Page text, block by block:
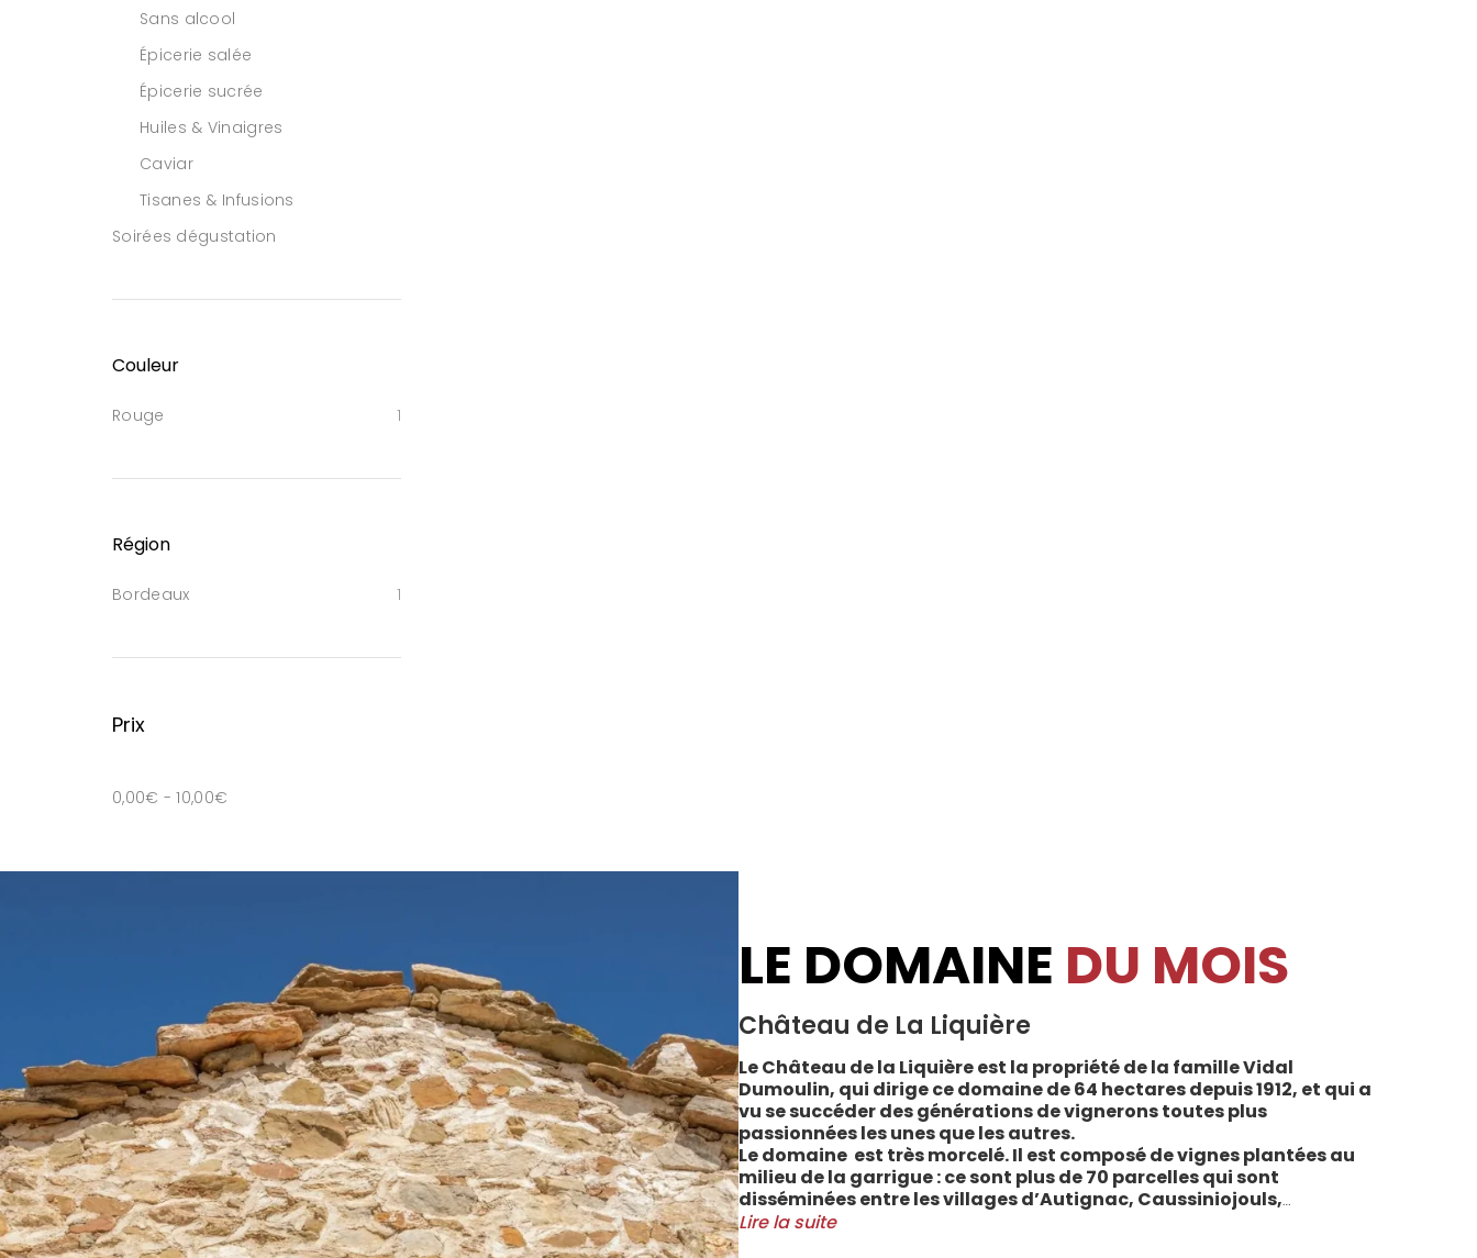
Sans alcool
Épicerie salée
Épicerie sucrée
Huiles & Vinaigres
Caviar
Tisanes & Infusions
Soirées dégustation
Couleur
Rouge 1
Région
Bordeaux 1
Prix
0,00€ -10,00€
LE DOMAINE DU MOIS
Château de La Liquière
Le Château de la Liquière est la propriété de la famille Vidal
Dumoulin, qui dirige ce domaine de 64 hectares depuis 1912, et qui a
vu se succéder des générations de vignerons toutes plus
passionnées les unes que les autres.
Le domaine est très morcelé. Il est composé de vignes plantées au
milieu de la garrigue : ce sont plus de 70 parcelles qui sont
disséminées entre les villages d’Autignac, Caussiniojouls,
Cabrerolles et Faugères, au nord de l’aire de l’Appellation. La grande
Lire la suite